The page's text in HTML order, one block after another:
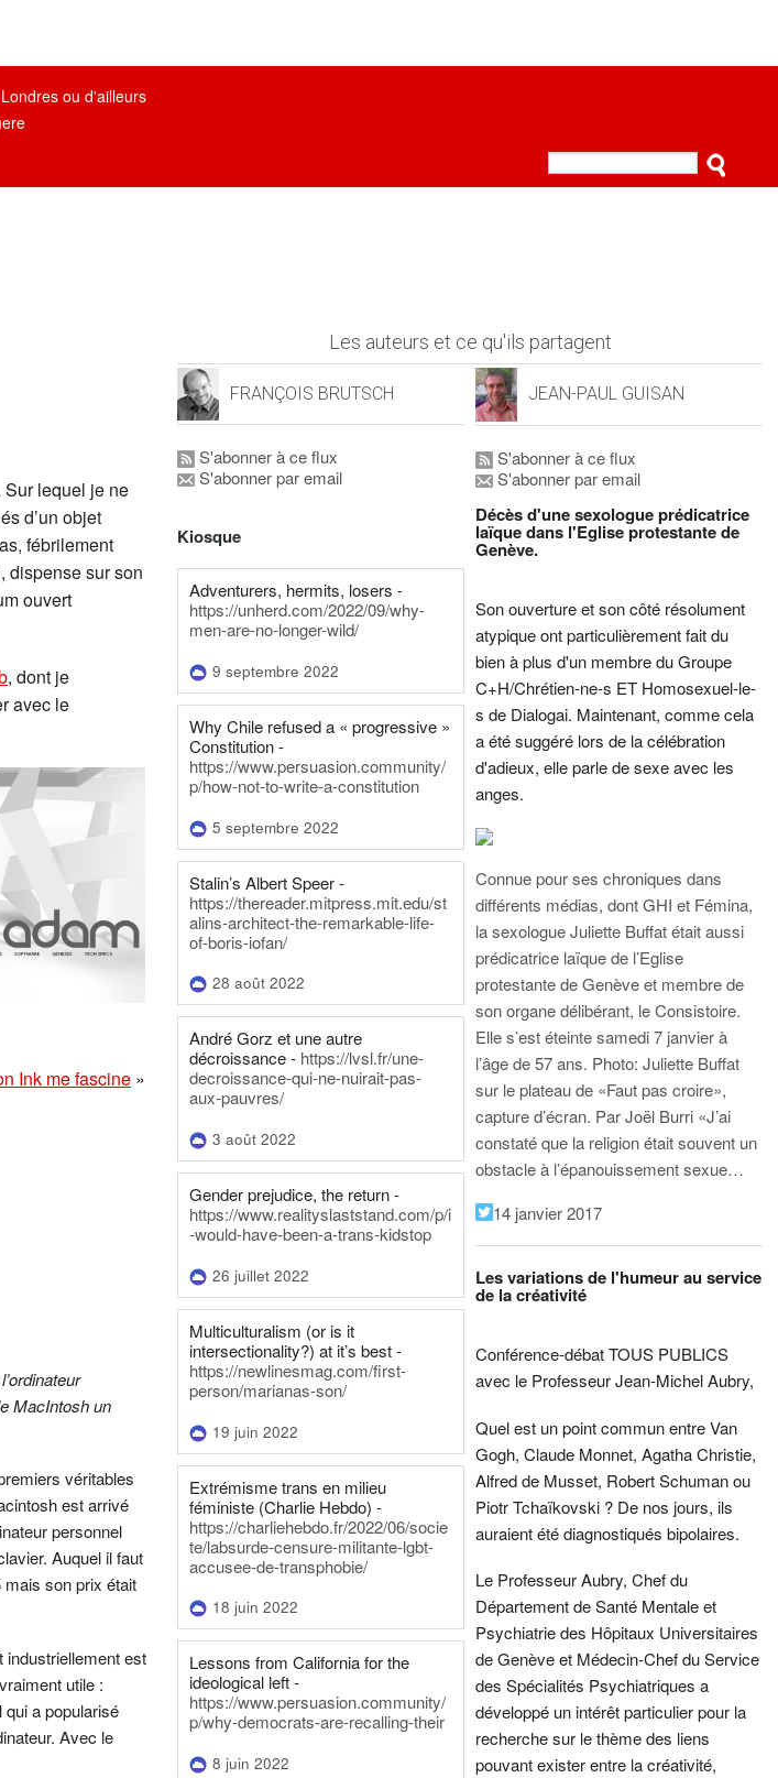
ou d'ailleurs
Sur lequel je ne
d’un objet
fébrilement
dispense sur son
ouvert
, dont je
avec le
Ink me fascine»
MacIntosh un
véritables
est arrivé
personnel
Auquel il faut
mais son prix était
industriellement est
utile :
a popularisé
Avec le
Les auteurs et ce qu'ils partagent
FRANÇOIS BRUTSCH
S'abonner à ce flux
S'abonner par email
Kiosque
Adventurers, hermits, losers -
https://unherd.com/2022/09/why-
men-are-no-longer-wild/
9 septembre 2022
Why Chile refused a « progressive »
Constitution -
https://www.persuasion.community/
p/how-not-to-write-a-constitution
5 septembre 2022
Stalin’s Albert Speer -
https://thereader.mitpress.mit.edu/st
alins-architect-the-remarkable-life-
of-boris-iofan/
28 août 2022
André Gorz et une autre
décroissance - https://lvsl.fr/une-
decroissance-qui-ne-nuirait-pas-
aux-pauvres/
3 août 2022
Gender prejudice, the return -
https://www.realityslaststand.com/p/i
-would-have-been-a-trans-kidstop
26 juillet 2022
Multiculturalism (or is it
intersectionality?) at it’s best -
https://newlinesmag.com/first-
person/marianas-son/
19 juin 2022
Extrémisme trans en milieu
féministe (Charlie Hebdo) -
https://charliehebdo.fr/2022/06/socie
te/labsurde-censure-militante-lgbt-
accusee-de-transphobie/
18 juin 2022
Lessons from California for the
ideological left -
https://www.persuasion.community/
p/why-democrats-are-recalling-their
8 juin 2022
JEAN-PAUL GUISAN
S'abonner à ce flux
S'abonner par email
Décès d'une sexologue prédicatrice
laïque dans l'Eglise protestante de
Genève.
Son ouverture et son côté résolument
atypique ont particulièrement fait du
bien à plus d'un membre du Groupe
C+H/Chrétien-ne-s ET Homosexuel-le-
s de Dialogai. Maintenant, comme cela
a été suggéré lors de la célébration
d'adieux, elle parle de sexe avec les
anges.
Connue pour ses chroniques dans
différents médias, dont GHI et Fémina,
la sexologue Juliette Buffat était aussi
prédicatrice laïque de l’Eglise
protestante de Genève et membre de
son organe délibérant, le Consistoire.
Elle s’est éteinte samedi 7 janvier à
l’âge de 57 ans. Photo: Juliette Buffat
sur le plateau de «Faut pas croire»,
capture d’écran. Par Joël Burri «J’ai
constaté que la religion était souvent un
obstacle à l’épanouissement sexue…
14 janvier 2017
Les variations de l'humeur au service
de la créativité
Conférence-débat TOUS PUBLICS
avec le Professeur Jean-Michel Aubry,
Quel est un point commun entre Van
Gogh, Claude Monnet, Agatha Christie,
Alfred de Musset, Robert Schuman ou
Piotr Tchaïkovski ? De nos jours, ils
auraient été diagnostiqués bipolaires.
Le Professeur Aubry, Chef du
Département de Santé Mentale et
Psychiatrie des Hôpitaux Universitaires
de Genève et Médecin-Chef du Service
des Spécialités Psychiatriques a
développé un intérêt particulier pour la
recherche sur le thème des liens
pouvant exister entre la créativité,